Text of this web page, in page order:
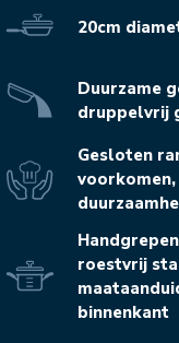
20cm
Duurzame
druppelvrij
Gesloten
roestvrij
binnenkant